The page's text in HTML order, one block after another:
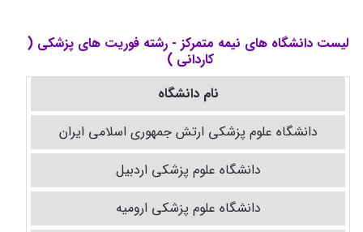
لیست دانشگاه های نیمه متمرکز - رشته فوریت های پزشکی (
کاردانی )
نام دانشگاه
دانشگاه علوم پزشکی ارتش جمهوری اسلامی ایران
دانشگاه علوم پزشکی اردبیل
دانشگاه علوم پزشکی ارومیه